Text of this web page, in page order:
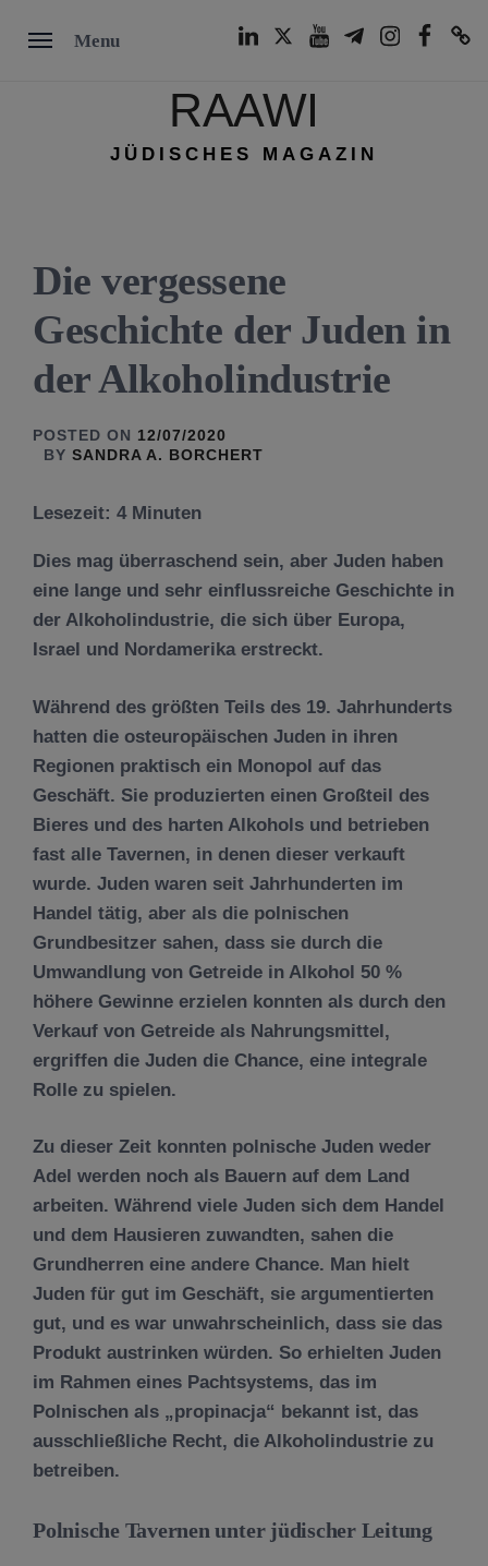
Menu
RAAWI
JÜDISCHES MAGAZIN
Die vergessene
Geschichte der Juden in
der Alkoholindustrie
POSTED ON 12/07/2020
BY SANDRA A. BORCHERT
Lesezeit: 4 Minuten
Dies mag überraschend sein, aber Juden haben
eine lange und sehr einflussreiche Geschichte in
der Alkoholindustrie, die sich über Europa,
Israel und Nordamerika erstreckt.
Während des größten Teils des 19. Jahrhunderts
hatten die osteuropäischen Juden in ihren
Regionen praktisch ein Monopol auf das
Geschäft. Sie produzierten einen Großteil des
Bieres und des harten Alkohols und betrieben
fast alle Tavernen, in denen dieser verkauft
wurde. Juden waren seit Jahrhunderten im
Handel tätig, aber als die polnischen
Grundbesitzer sahen, dass sie durch die
Umwandlung von Getreide in Alkohol 50 %
höhere Gewinne erzielen konnten als durch den
Verkauf von Getreide als Nahrungsmittel,
ergriffen die Juden die Chance, eine integrale
Rolle zu spielen.
Zu dieser Zeit konnten polnische Juden weder
Adel werden noch als Bauern auf dem Land
arbeiten. Während viele Juden sich dem Handel
und dem Hausieren zuwandten, sahen die
Grundherren eine andere Chance. Man hielt
Juden für gut im Geschäft, sie argumentierten
gut, und es war unwahrscheinlich, dass sie das
Produkt austrinken würden. So erhielten Juden
im Rahmen eines Pachtsystems, das im
Polnischen als „propinacja“ bekannt ist, das
ausschließliche Recht, die Alkoholindustrie zu
betreiben.
Polnische Tavernen unter jüdischer Leitung